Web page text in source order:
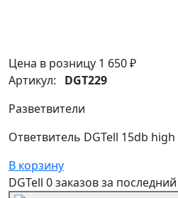
Цена в розницу 1 650 ₽
Артикул: DGT229
Разветвители
Ответвитель DGTell 15db
В корзину
DGTell 0 заказовза последний